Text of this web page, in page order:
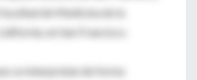
de Medicina de la
en San Francisco.
se interpretan de forma